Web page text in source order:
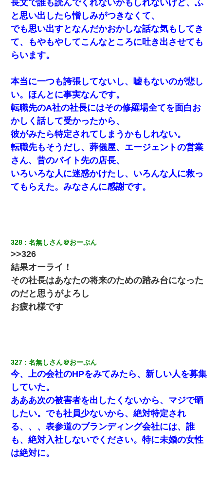
長文で誰も読んでくれないかもしれないけど、ふ
と思い出したら憎しみがつきなくて、
でも思い出すとなんだかおかしな話な気もしてき
て、もやもやしてこんなところに吐き出させても
らいます。
本当に一つも誇張してないし、嘘もないのが悲し
い。ほんとに事実なんです。
転職先のA社の社長にはその修羅場全てを面白お
かしく話して受かったから、
彼がみたら特定されてしまうかもしれない。
転職先もそうだし、葬儀屋、エージェントの営業
さん、昔のバイト先の店長、
いろいろな人に迷惑かけたし、いろんな人に救っ
てもらえた。みなさんに感謝です。
328 名無しさん＠おーぷん
>>326
結果オーライ！
その社長はあなたの将来のための踏み台になった
のだと思うがよろし
お疲れ様です
327 名無しさん＠おーぷん
今、上の会社のHPをみてみたら、新しい人を募集
していた。
あああ次の被害者を出したくないから、マジで晒
したい。でも社員少ないから、絶対特定され
る、、、表参道のブランディング会社には、誰
も、絶対入社しないでください。特に未婚の女性
は絶対に。